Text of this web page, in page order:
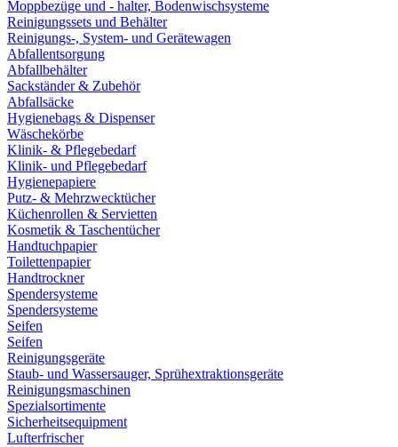
Moppbezüge und - halter, Bodenwischsysteme
Reinigungssets und Behälter
Reinigungs-, System- und Gerätewagen
Abfallentsorgung
Abfallbehälter
Sackständer & Zubehör
Abfallsäcke
Hygienebags & Dispenser
Wäschekörbe
Klinik- & Pflegebedarf
Klinik- und Pflegebedarf
Hygienepapiere
Putz- & Mehrzwecktücher
Küchenrollen & Servietten
Kosmetik & Taschentücher
Handtuchpapier
Toilettenpapier
Handtrockner
Spendersysteme
Spendersysteme
Seifen
Seifen
Reinigungsgeräte
Staub- und Wassersauger, Sprühextraktionsgeräte
Reinigungsmaschinen
Spezialsortimente
Sicherheitsequipment
Lufterfrischer